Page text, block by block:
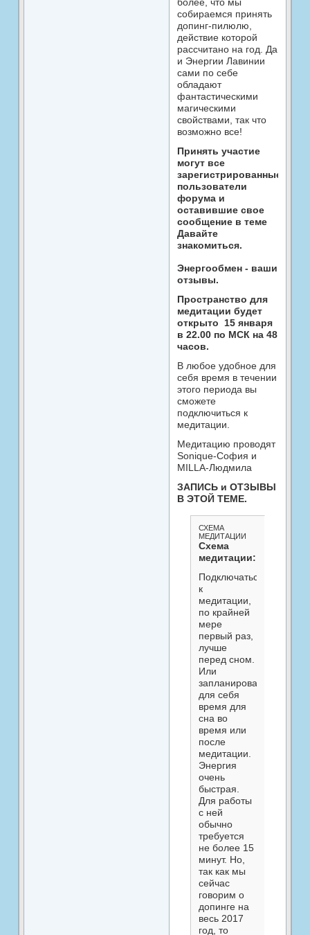
собираемся принять
допинг-пилюлю,
действие которой
рассчитано на год. Да
и Энергии Лавинии
сами по себе
обладают
фантастическими
магическими
свойствами, так что
возможно все!
Принять участие
могут все
зарегистрированные
пользователи
форума и
оставившие свое
сообщение в теме
Давайте
знакомиться.
Энергообмен - ваши
отзывы.
Пространство для
медитации будет
открыто 15 января
в 22.00 по МСК на 48
часов.
В любое удобное для
себя время в течении
этого периода вы
сможете
подключиться к
медитации.
Медитацию проводят
Sonique-София и
MILLA-Людмила
ЗАПИСЬ и ОТЗЫВЫ
В ЭТОЙ ТЕМЕ.
СХЕМА
МЕДИТАЦИИ
Схема
медитации:
Подключаться
к
медитации,
по крайней
мере
первый раз,
лучше
перед сном.
Или
запланировать
для себя
время для
сна во
время или
после
медитации.
Энергия
очень
быстрая.
Для работы
с ней
обычно
требуется
не более 15
минут. Но,
так как мы
сейчас
говорим о
допинге на
весь 2017
год, то